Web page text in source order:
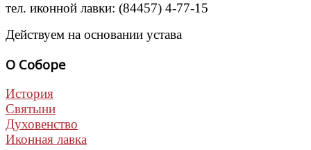
тел. иконной лавки: (84457) 4-77-15
Действуем на основании устава
О Соборе
История
Святыни
Духовенство
Иконная лавка